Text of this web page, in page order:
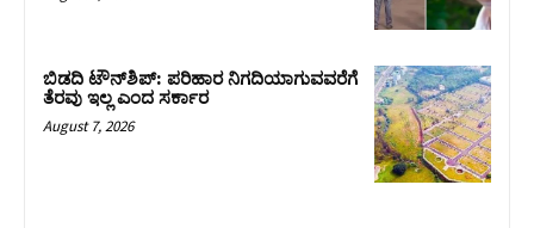
ಬಿಡದಿ ಟೌನ್‌ಶಿಪ್‌: ಪರಿಹಾರ ನಿಗದಿಯಾಗುವವರೆಗೆ
ತೆರವು ಇಲ್ಲ ಎಂದ ಸರ್ಕಾರ
August 7, 2026